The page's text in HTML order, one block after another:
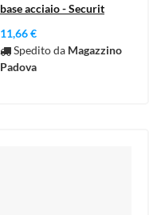
base acciaio - Securit
11,66 €
Spedito da Magazzino
Padova